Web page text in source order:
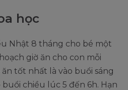
học
Nhật 8 tháng cho bé một
giờ ăn cho con mỗi
tốt nhất là vào buổi sáng
buổi chiều lúc 5 đến 6h. Hạn